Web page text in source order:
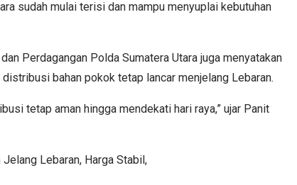
sudah mulai terisi dan mampu menyuplai kebutuhan
Perdagangan Polda Sumatera Utara juga menyatakan
bahan pokok tetap lancar menjelang Lebaran.
tetap aman hingga mendekati hari raya,” ujar Panit
Lebaran, Harga Stabil,